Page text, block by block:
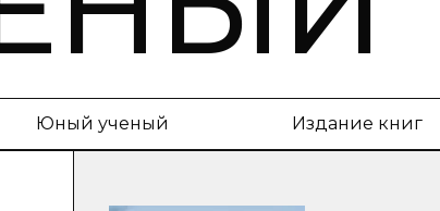
Юный ученый Издание книг